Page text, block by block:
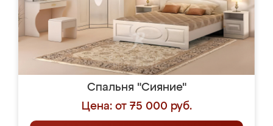
Спальня "Сияние"
Цена: от 75 000 руб.